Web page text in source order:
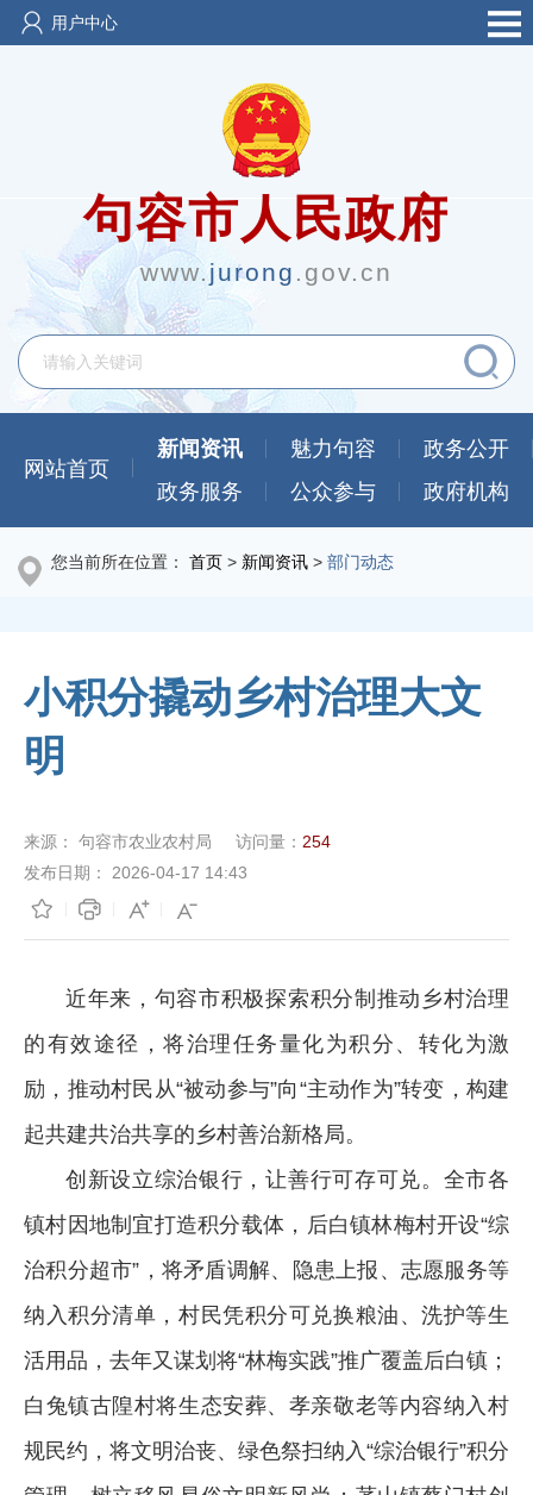
用户中心
句容市人民政府
www.jurong .gov.cn
网站首页
新闻资讯 魅力句容
政务公开
政务服务
公众参与 政府机构
您当前所在位置： 首页 > 新闻资讯 > 部门动态
小积分撬动乡村治理大文
明
来源： 句容市农业农村局 访问量： 254
发布日期：
2026-04-17 14:43
近年来，句容市积极探索积分制推动乡村治理
的有效途径，将治理任务量化为积分、转化为激
励，推动村民从“被动参与”向“主动作为”转变，构建
起共建共治共享的乡村善治新格局。
创新设立综治银行，让善行可存可兑。全市各
镇村因地制宜打造积分载体，后白镇林梅村开设“综
治积分超市”，将矛盾调解、隐患上报、志愿服务等
纳入积分清单，村民凭积分可兑换粮油、洗护等生
活用品，去年又谋划将“林梅实践”推广覆盖后白镇；
白兔镇古隍村将生态安葬、孝亲敬老等内容纳入村
规民约，将文明治丧、绿色祭扫纳入“综治银行”积分